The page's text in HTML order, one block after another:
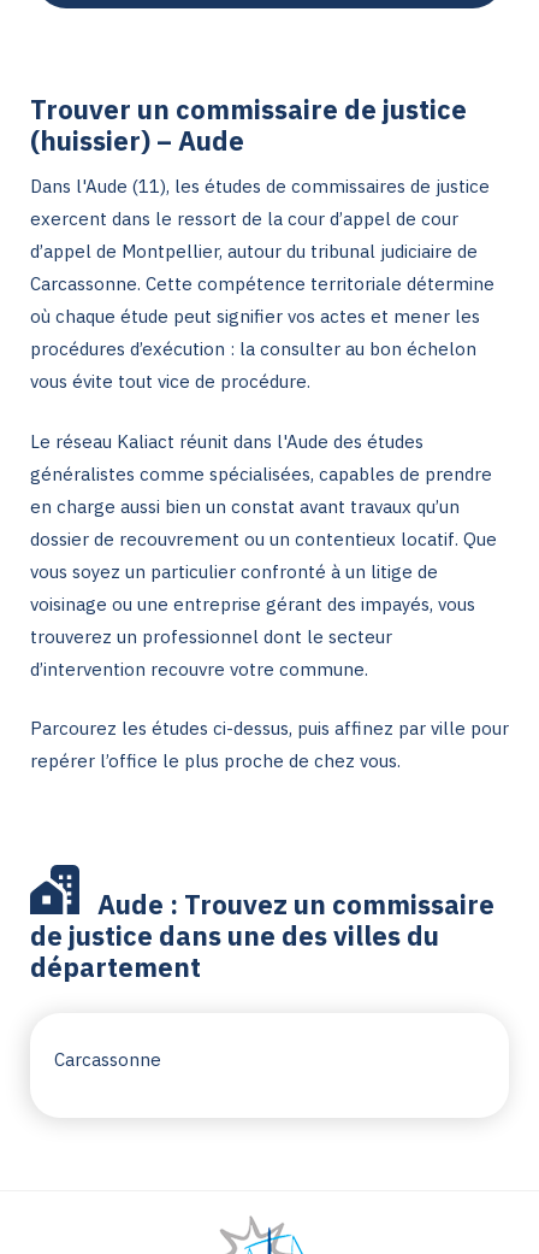
Trouver un commissaire de justice
(huissier) – Aude
Dans l'Aude (11), les études de commissaires de justice
exercent dans le ressort de la cour d’appel de cour
d’appel de Montpellier, autour du tribunal judiciaire de
Carcassonne. Cette compétence territoriale détermine
où chaque étude peut signifier vos actes et mener les
procédures d’exécution : la consulter au bon échelon
vous évite tout vice de procédure.
Le réseau Kaliact réunit dans l'Aude des études
généralistes comme spécialisées, capables de prendre
en charge aussi bien un constat avant travaux qu’un
dossier de recouvrement ou un contentieux locatif. Que
vous soyez un particulier confronté à un litige de
voisinage ou une entreprise gérant des impayés, vous
trouverez un professionnel dont le secteur
d’intervention recouvre votre commune.
Parcourez les études ci-dessus, puis affinez par ville pour
repérer l’office le plus proche de chez vous.
Aude : Trouvez un commissaire
de justice dans une des villes du
département
Carcassonne